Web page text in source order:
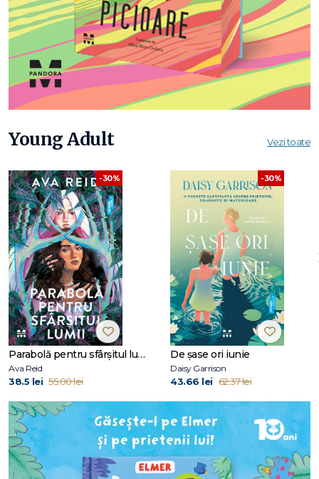
Young Adult Vezi toate
-30%
Parabolă pentru sfârșitul lumii
Ava Reid
38.5 lei 55.00 lei
-30%
De șase ori iunie
Daisy Garrison
43.66 lei 62.37 lei